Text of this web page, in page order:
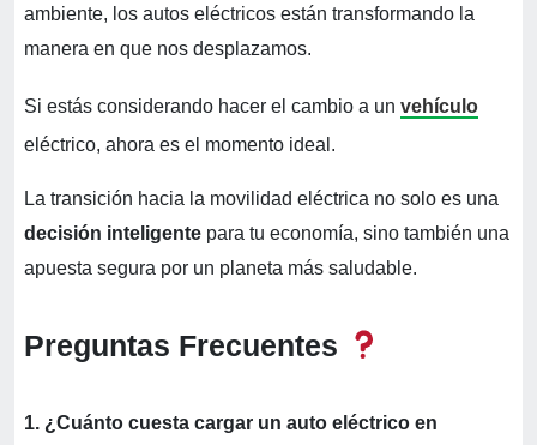
ambiente, los autos eléctricos están transformando la
manera en que nos desplazamos.
Si estás considerando hacer el cambio a un vehículo
eléctrico, ahora es el momento ideal.
La transición hacia la movilidad eléctrica no solo es una
decisión inteligente para tu economía, sino también una
apuesta segura por un planeta más saludable.
Preguntas Frecuentes
1. ¿Cuánto cuesta cargar un auto eléctrico en